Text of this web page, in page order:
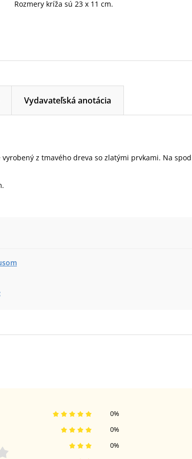
Rozmery kríža sú 23 x 11 cm.
Vydavateľská anotácia
z tmavého dreva so zlatými prvkami. Na
0%
0%
0%